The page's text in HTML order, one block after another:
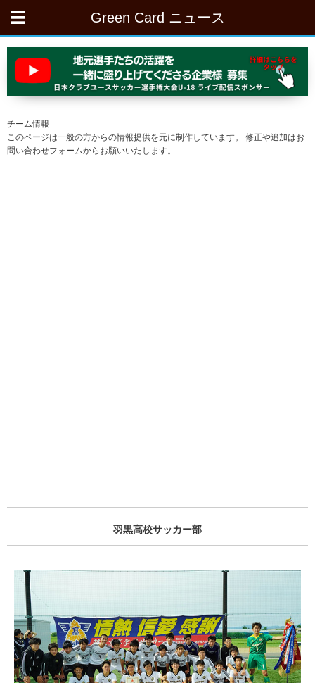
Green Card ニュース
チーム情報
このページは一般の方からの情報提供を元に制作しています。 修正や追加はお
問い合わせフォームからお願いいたします。
羽黒高校サッカー部